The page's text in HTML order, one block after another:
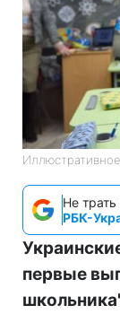
Не
РБК-
первые